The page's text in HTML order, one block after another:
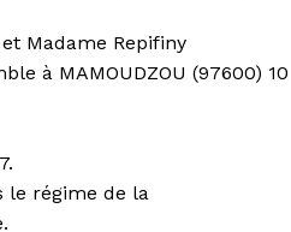
Madame Repifiny
à MAMOUDZOU (97600) 10
le régime de la